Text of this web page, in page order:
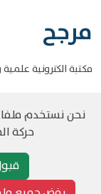
مرجح
مكتبة الكترونية
حقوق الطبع
نحن نستخدم
حركة